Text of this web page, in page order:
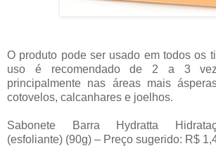
O produto pode ser usado em todos os
uso é recomendado de 2 a 3
principalmente nas áreas mais
cotovelos, calcanhares e joelhos.
Sabonete Barra Hydratta
(esfoliante) (90g) – Preço sugerido: R$